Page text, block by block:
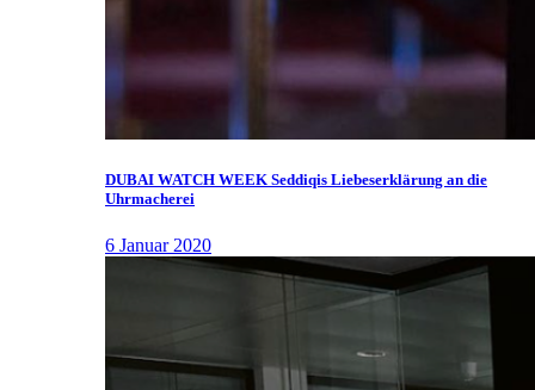
DUBAI WATCH WEEK Seddiqis Liebeserklärung an die
Uhrmacherei
6 Januar 2020